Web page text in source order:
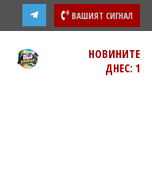
ВАШИЯТ СИГНАЛ
НОВИНИТЕ
ДНЕС: 1